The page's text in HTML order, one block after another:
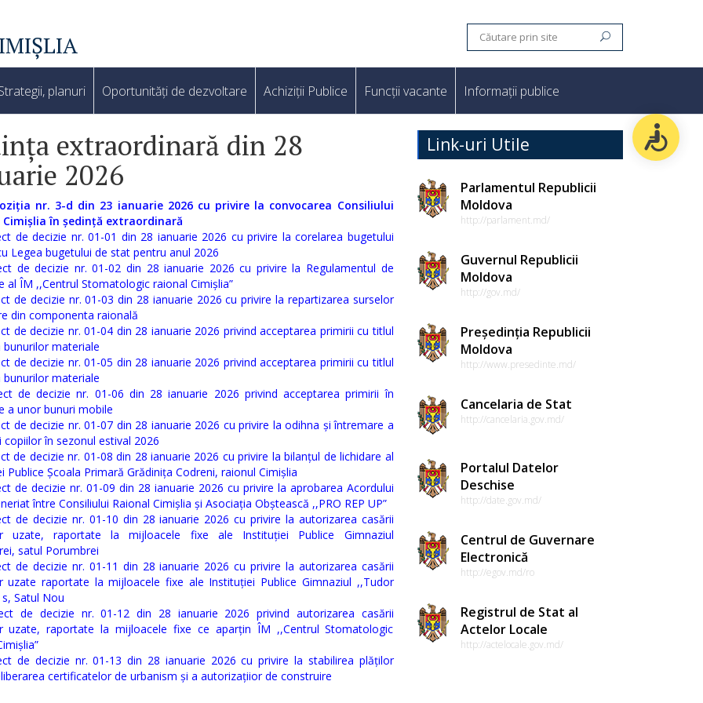
planuri Oportunități de dezvoltare Achiziții Publice Funcții vacante Informații publice
extraordinară din 28
2026
nr. 3-d din 23 ianuarie 2026 cu privire la convocarea Consiliului
Cimișlia în ședință extraordinară
de decizie nr. 01-01 din 28 ianuarie 2026 cu privire la corelarea bugetului
Legea bugetului de stat pentru anul 2026
de decizie nr. 01-02 din 28 ianuarie 2026 cu privire la Regulamentul de
al ÎM ,,Centrul Stomatologic raional Cimișlia”
de decizie nr. 01-03 din 28 ianuarie 2026 cu privire la repartizarea surselor
din componenta raională
de decizie nr. 01-04 din 28 ianuarie 2026 privind acceptarea primirii cu titlul
bunurilor materiale
de decizie nr. 01-05 din 28 ianuarie 2026 privind acceptarea primirii cu titlul
bunurilor materiale
de decizie nr. 01-06 din 28 ianuarie 2026 privind acceptarea primirii în
a unor bunuri mobile
de decizie nr. 01-07 din 28 ianuarie 2026 cu privire la odihna și întremare a
copiilor în sezonul estival 2026
de decizie nr. 01-08 din 28 ianuarie 2026 cu privire la bilanțul de lichidare al
Publice Școala Primară Grădinița Codreni, raionul Cimișlia
de decizie nr. 01-09 din 28 ianuarie 2026 cu privire la aprobarea Acordului
între Consiliului Raional Cimișlia și Asociația Obștească ,,PRO REP UP”
de decizie nr. 01-10 din 28 ianuarie 2026 cu privire la autorizarea casării
uzate, raportate la mijloacele fixe ale Instituției Publice Gimnaziul
satul Porumbrei
de decizie nr. 01-11 din 28 ianuarie 2026 cu privire la autorizarea casării
uzate raportate la mijloacele fixe ale Instituției Publice Gimnaziul ,,Tudor
s, Satul Nou
de decizie nr. 01-12 din 28 ianuarie 2026 privind autorizarea casării
uzate, raportate la mijloacele fixe ce aparțin ÎM ,,Centrul Stomatologic
de decizie nr. 01-13 din 28 ianuarie 2026 cu privire la stabilirea plăților
certificatelor de urbanism și a autorizațiior de construire
Link-uri Utile
Parlamentul Republicii
Moldova
http://parlament.md/
Guvernul Republicii
Moldova
http://gov.md/
Președinția Republicii
Moldova
http://www.presedinte.md/
Cancelaria de Stat
http://cancelaria.gov.md/
Portalul Datelor
Deschise
http://date.gov.md/
Centrul de Guvernare
Electronică
http://egov.md/ro
Registrul de Stat al
Actelor Locale
http://actelocale.gov.md/